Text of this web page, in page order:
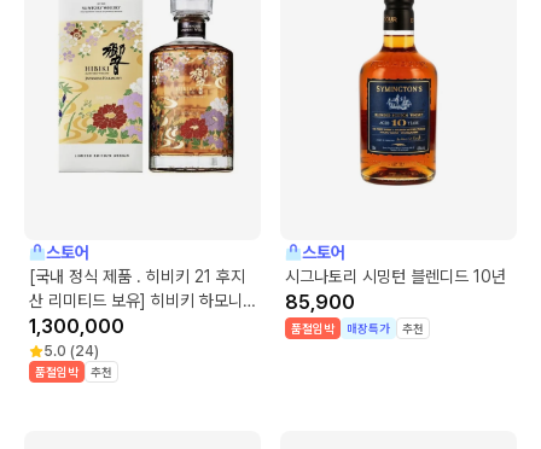
스토어
[국내 정식 제품 . 히비키 21 후지
산 리미티드 보유] 히비키 하모니
리미티드 에디션
1,300,000
5.0 (24)
품절임박 추천
스토어
시그나토리 시밍턴 블렌디드 10년
85,900
품절임박 매장특가 추천